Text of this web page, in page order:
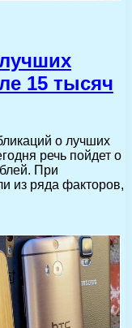
15 тысяч
о лучших
речь пойдет о
При
из ряда факторов,